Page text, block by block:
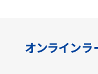
オンライン